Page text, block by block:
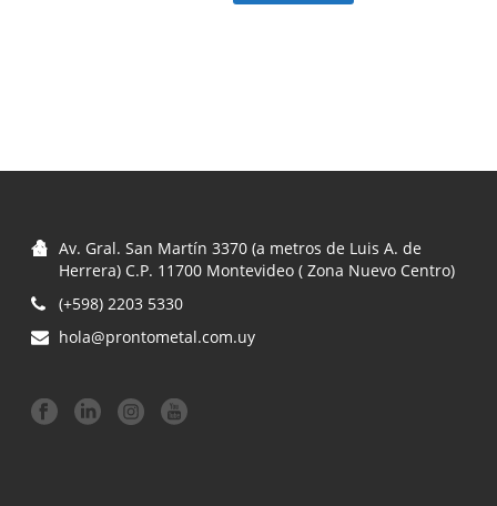
Av. Gral. San Martín 3370 (a metros de Luis A. de
Herrera) C.P. 11700 Montevideo ( Zona Nuevo Centro)
(+598) 2203 5330
hola@prontometal.com.uy